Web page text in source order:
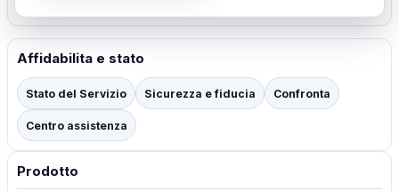
Affidabilita e stato
Stato del Servizio Sicurezza e fiducia Confronta
Centro assistenza
Prodotto